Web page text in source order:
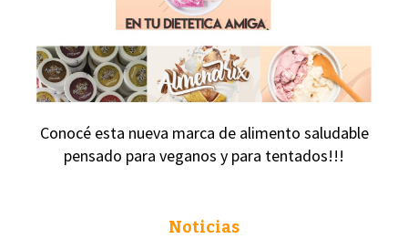
Conocé esta nueva marca de alimento saludable
pensado para veganos y para tentados!!!
Noticias